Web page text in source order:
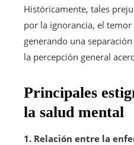
Históricamente, tales
por la ignorancia, el
generando una
la percepción general
Principales
la salud mental
1. Relación entre la